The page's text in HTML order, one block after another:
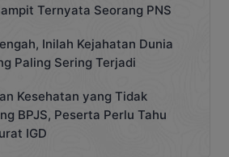
Ternyata Seorang PNS
Inilah Kejahatan Dunia
Paling Sering Terjadi
Kesehatan yang Tidak
BPJS, Peserta Perlu Tahu
IGD